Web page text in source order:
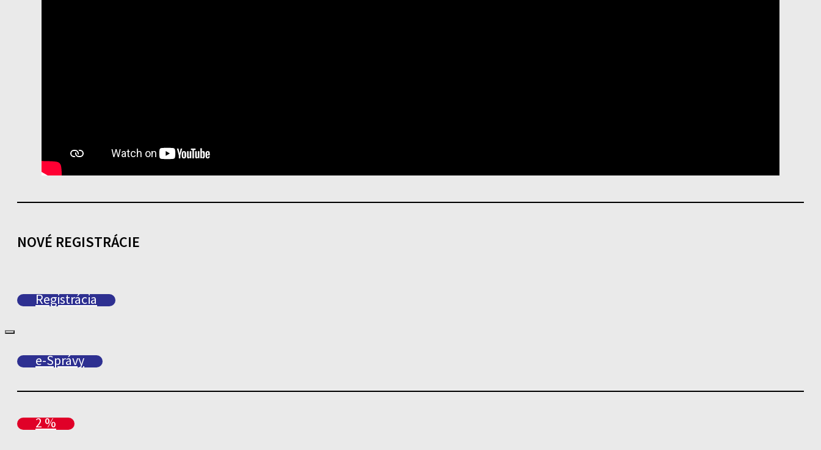
NOVÉ REGISTRÁCIE
Registrácia
e-Správy
2 %